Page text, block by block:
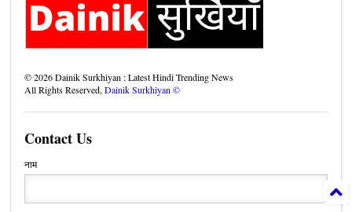
©2026Dainik Surkhiyan : Latest Hindi Trending News
All Rights Reserved,Dainik Surkhiyan ©
Contact Us
नाम